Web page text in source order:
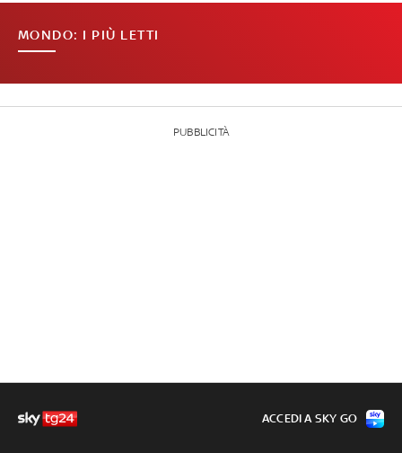
MONDO: I PIÙ LETTI
PUBBLICITÀ
ACCEDI A SKY GO